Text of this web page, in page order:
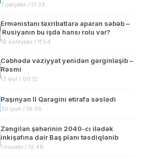
7 oktyabr / 17:33
Ermənistanı təxribatlara aparan səbəb –
Rusiyanın bu işdə hansı rolu var?
16 sentyabr / 11:54
Cəbhədə vəziyyət yenidən gərginləşib –
Rəsmi
13 iyul / 00:12
Paşınyan II Qaragini etirafa səslədi
30 iyun / 16:05
Zəngilan şəhərinin 2040-cı ilədək
inkişafına dair Baş planı təsdiqlənib
1 noyabr / 12:48